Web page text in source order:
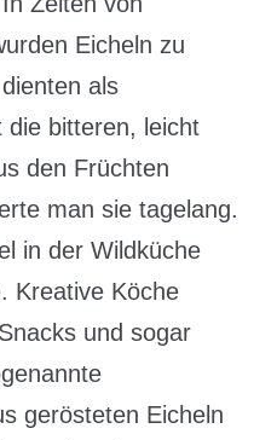
Eicheln zu
als
die bitteren, leicht
den Früchten
man sie tagelang.
in der Wildküche
Kreative Köche
und sogar
gerösteten Eicheln